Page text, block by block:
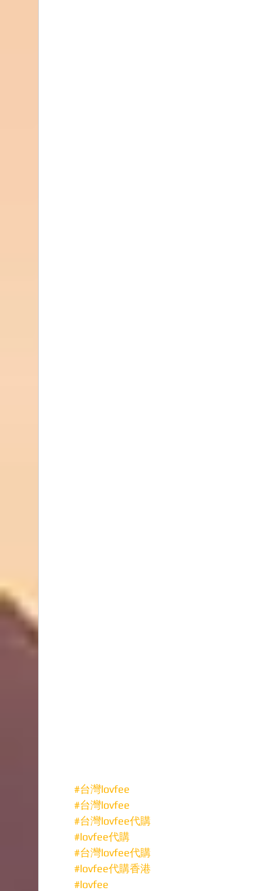
#台灣lovfee
#台灣lovfee
#台灣lovfee代購
#lovfee代購
#台灣lovfee代購
#lovfee代購香港
#lovfee